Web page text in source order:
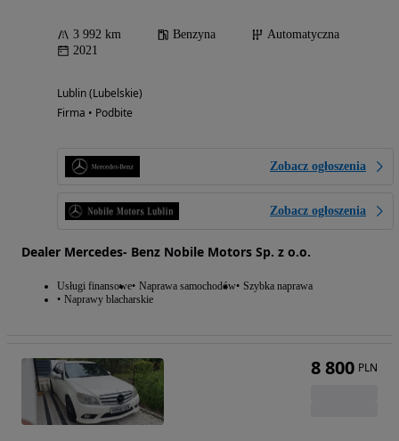
3 992 km Benzyna
Automatyczna
2021
Lublin (Lubelskie)
Firma • Podbite
Zobacz ogłoszenia
Zobacz ogłoszenia
Dealer Mercedes- Benz Nobile Motors Sp. z o.o.
Usługi finansowe Naprawa samochodów Szybka naprawa
Naprawy blacharskie
8 800 PLN